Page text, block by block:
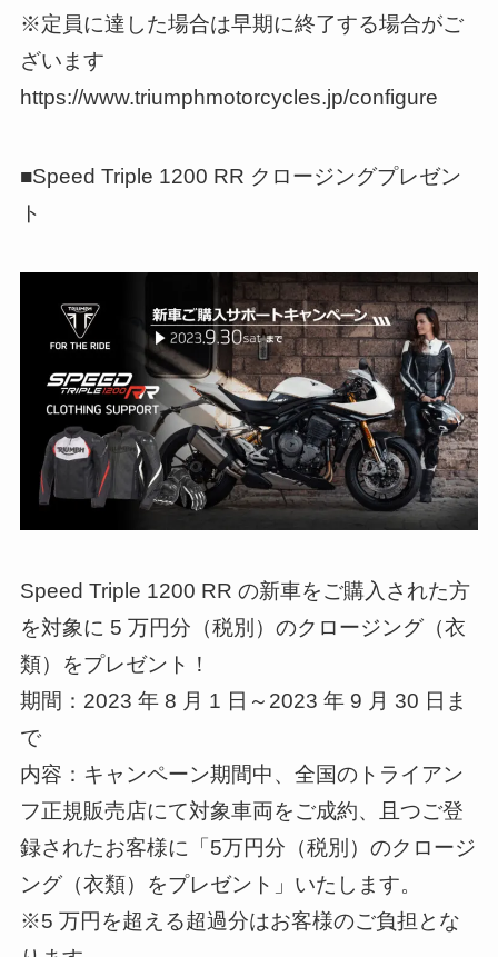
※定員に達した場合は早期に終了する場合がご
ざいます
https://www.triumphmotorcycles.jp/configure
■Speed Triple 1200 RR クロージングプレゼン
ト
Speed Triple 1200 RR の新車をご購入された方
を対象に 5 万円分（税別）のクロージング（衣
類）をプレゼント！
期間：2023 年 8 月 1 日～2023 年 9 月 30 日ま
で
内容：キャンペーン期間中、全国のトライアン
フ正規販売店にて対象車両をご成約、且つご登
録されたお客様に「5万円分（税別）のクロージ
ング（衣類）をプレゼント」いたします。
※5 万円を超える超過分はお客様のご負担とな